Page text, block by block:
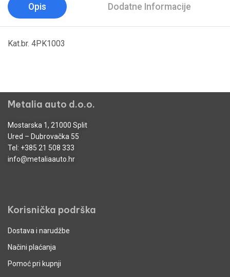
Opis Dodatne Informacije
Kat.br. 4PK1003
Metalia auto d.o.o.
Mostarska 1, 21000 Split
Ured – Dubrovačka 55
Tel: +385 21 508 333
info@metaliaauto.hr
Korisnička podrška
Dostava i narudžbe
Načini plaćanja
Pomoć pri kupnji